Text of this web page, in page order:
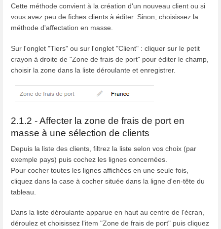
Cette méthode convient à la création d'un nouveau client ou si
vous avez peu de fiches clients à éditer. Sinon, choisissez la
méthode d'affectation en masse.
Sur l'onglet "Tiers" ou sur l'onglet "Client" : cliquer sur le petit
crayon à droite de "Zone de frais de port" pour éditer le champ,
choisir la zone dans la liste déroulante et enregistrer.
2.1.2 - Affecter la zone de frais de port en
masse à une sélection de clients
Depuis la liste des clients, filtrez la liste selon vos choix (par
exemple pays) puis cochez les lignes concernées.
Pour cocher toutes les lignes affichées en une seule fois,
cliquez dans la case à cocher située dans la ligne d'en-tête du
tableau.
Dans la liste déroulante apparue en haut au centre de l'écran,
déroulez et choisissez l'item "Zone de frais de port" puis cliquez